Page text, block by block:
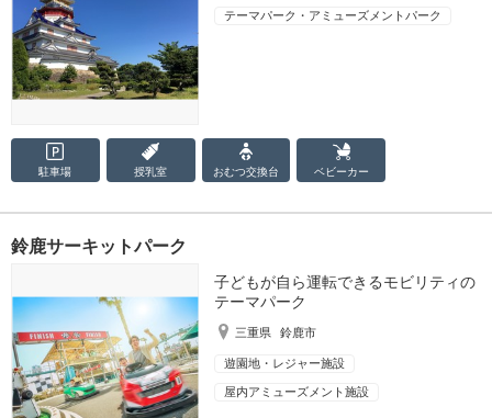
テーマパーク・アミューズメントパーク
駐車場 授乳室 おむつ交換台 ベビーカー
鈴鹿サーキットパーク
子どもが自ら運転できるモビリティの
テーマパーク
三重県 鈴鹿市
遊園地・レジャー施設
屋内アミューズメント施設